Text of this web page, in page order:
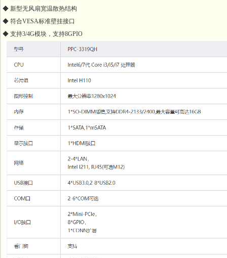
◆ 新型无风扇宽温散热结构
◆ 符合VESA标准壁挂接口
◆ 支持3/4G模块，支持8GPIO